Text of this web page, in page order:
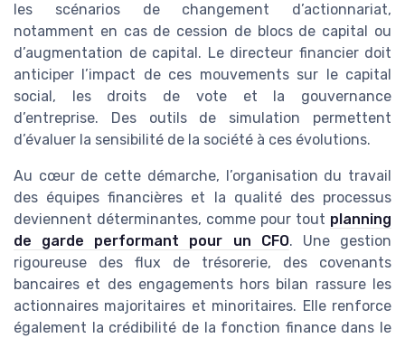
les scénarios de changement d’actionnariat,
notamment en cas de cession de blocs de capital ou
d’augmentation de capital. Le directeur financier doit
anticiper l’impact de ces mouvements sur le capital
social, les droits de vote et la gouvernance
d’entreprise. Des outils de simulation permettent
d’évaluer la sensibilité de la société à ces évolutions.
Au cœur de cette démarche, l’organisation du travail
des équipes financières et la qualité des processus
deviennent déterminantes, comme pour tout planning
de garde performant pour un CFO. Une gestion
rigoureuse des flux de trésorerie, des covenants
bancaires et des engagements hors bilan rassure les
actionnaires majoritaires et minoritaires. Elle renforce
également la crédibilité de la fonction finance dans le